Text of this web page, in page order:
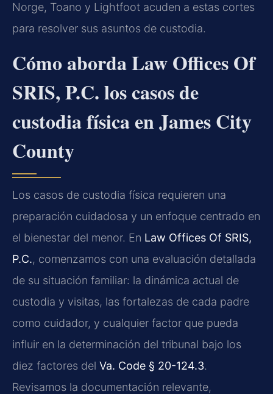
Norge, Toano y Lightfoot acuden a estas cortes
para resolver sus asuntos de custodia.
Cómo aborda Law Offices Of
SRIS, P.C. los casos de
custodia física en James City
County
Los casos de custodia física requieren una
preparación cuidadosa y un enfoque centrado en
el bienestar del menor. En Law Offices Of SRIS,
P.C., comenzamos con una evaluación detallada
de su situación familiar: la dinámica actual de
custodia y visitas, las fortalezas de cada padre
como cuidador, y cualquier factor que pueda
influir en la determinación del tribunal bajo los
diez factores del Va. Code § 20-124.3.
Revisamos la documentación relevante,